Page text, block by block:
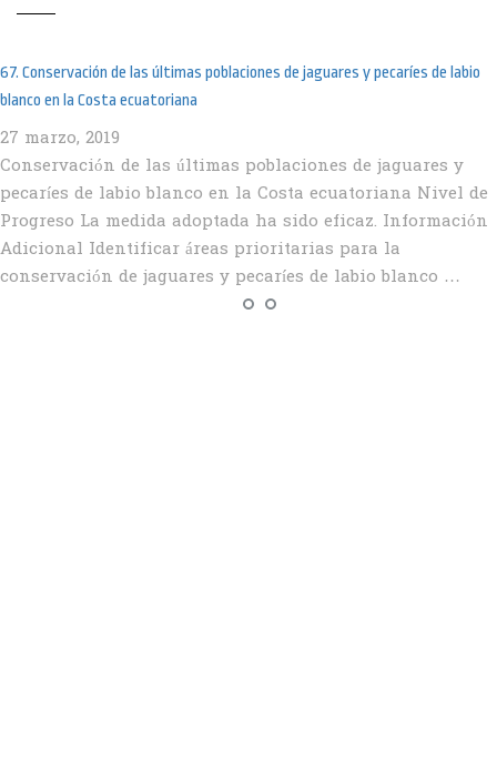
67. Conservación de las últimas poblaciones de jaguares y pecaríes de labio
blanco en la Costa ecuatoriana
27 marzo, 2019
Conservación de las últimas poblaciones de jaguares y
pecaríes de labio blanco en la Costa ecuatoriana Nivel de
Progreso La medida adoptada ha sido eficaz. Información
Adicional Identificar áreas prioritarias para la
conservación de jaguares y pecaríes de labio blanco …